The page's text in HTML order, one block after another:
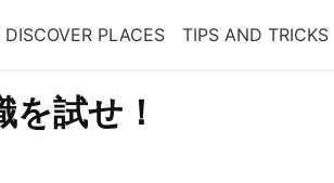
DISCOVER PLACES TIPS AND TRICKS
試せ！